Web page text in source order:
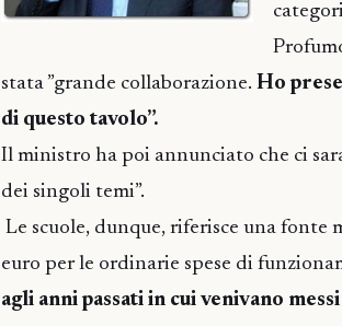
stata ”grande collaborazione. Ho
di questo tavolo”.
Il ministro ha poi annunciato che ci
dei singoli temi”.
Le scuole, dunque, riferisce una
euro per le ordinarie spese di
agli anni passati in cui venivano